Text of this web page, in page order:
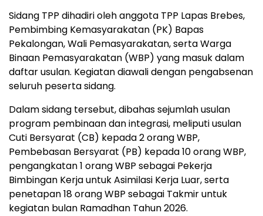
Sidang TPP dihadiri oleh anggota TPP Lapas Brebes,
Pembimbing Kemasyarakatan (PK) Bapas
Pekalongan, Wali Pemasyarakatan, serta Warga
Binaan Pemasyarakatan (WBP) yang masuk dalam
daftar usulan. Kegiatan diawali dengan pengabsenan
seluruh peserta sidang.
Dalam sidang tersebut, dibahas sejumlah usulan
program pembinaan dan integrasi, meliputi usulan
Cuti Bersyarat (CB) kepada 2 orang WBP,
Pembebasan Bersyarat (PB) kepada 10 orang WBP,
pengangkatan 1 orang WBP sebagai Pekerja
Bimbingan Kerja untuk Asimilasi Kerja Luar, serta
penetapan 18 orang WBP sebagai Takmir untuk
kegiatan bulan Ramadhan Tahun 2026.